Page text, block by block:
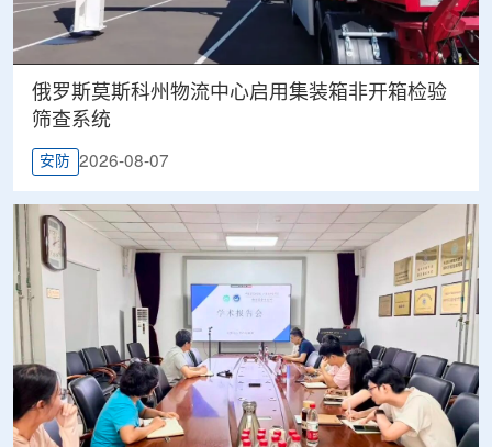
俄罗斯莫斯科州物流中心启用集装箱非开箱检验
筛查系统
安防 2026-08-07